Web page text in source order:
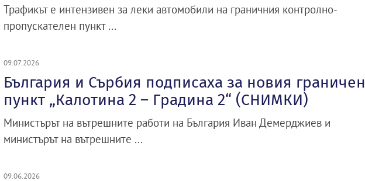
Трафикът е интензивен за леки автомобили на граничния контролно-
пропускателен пункт ...
09.07.2026
България и Сърбия подписаха за новия граничен
пункт „Калотина 2 – Градина 2“ (СНИМКИ)
Министърът на вътрешните работи на България Иван Демерджиев и
министърът на вътрешните ...
09.06.2026